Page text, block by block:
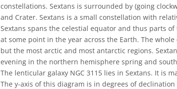
constellations. Sextans is surrounded by (going
and Crater. Sextans is a small constellation with
Sextans spans the celestial equator and thus parts
at some point in the year across the Earth. The
but the most arctic and most antarctic regions.
evening in the northern hemisphere spring and
The lenticular galaxy NGC 3115 lies in Sextans. It is
The y-axis of this diagram is in degrees of